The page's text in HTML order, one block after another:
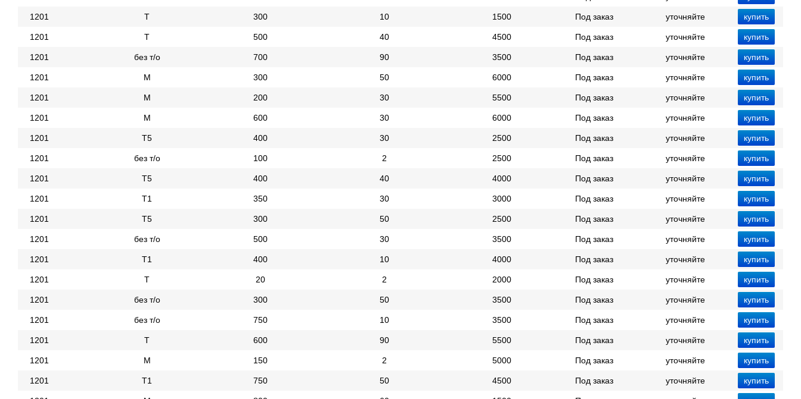
1201 Т 300 10 1500 Под заказ уточняйте
1201 Т 500 40 4500 Под заказ уточняйте
1201 без т/о 700 90 3500 Под заказ уточняйте
1201 М 300 50 6000 Под заказ уточняйте
1201 М 200 30 5500 Под заказ уточняйте
1201 М 600 30 6000 Под заказ уточняйте
1201 Т5 400 30 2500 Под заказ уточняйте
1201 без т/о 100 2 2500 Под заказ уточняйте
1201 Т5 400 40 4000 Под заказ уточняйте
1201 Т1 350 30 3000 Под заказ уточняйте
1201 Т5 300 50 2500 Под заказ уточняйте
1201 без т/о 500 30 3500 Под заказ уточняйте
1201 Т1 400 10 4000 Под заказ уточняйте
1201 Т 20 2 2000 Под заказ уточняйте
1201 без т/о 300 50 3500 Под заказ уточняйте
1201 без т/о 750 10 3500 Под заказ уточняйте
1201 Т 600 90 5500 Под заказ уточняйте
1201 М 150 2 5000 Под заказ уточняйте
1201 Т1 750 50 4500 Под заказ уточняйте